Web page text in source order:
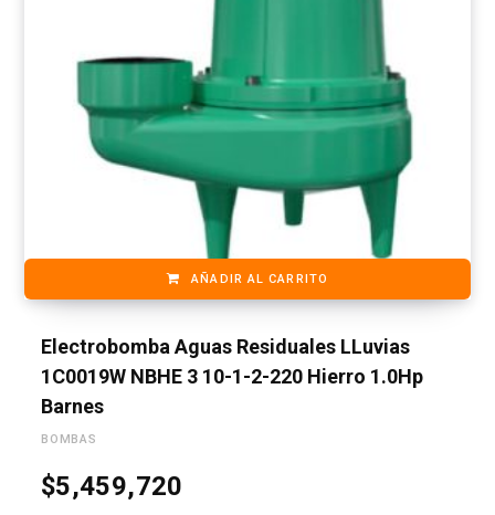
AÑADIR AL CARRITO
Electrobomba Aguas Residuales LLuvias
1C0019W NBHE 3 10-1-2-220 Hierro 1.0Hp
Barnes
BOMBAS
$5,459,720